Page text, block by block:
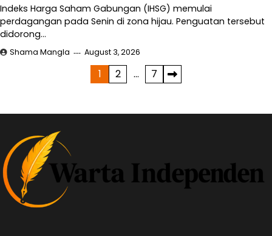
Indeks Harga Saham Gabungan (IHSG) memulai
perdagangan pada Senin di zona hijau. Penguatan tersebut
didorong…
Shama Mangla August 3, 2026
1 2 … 7